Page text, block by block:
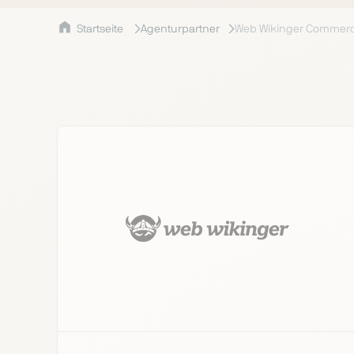
Startseite Agenturpartner Web Wikinger